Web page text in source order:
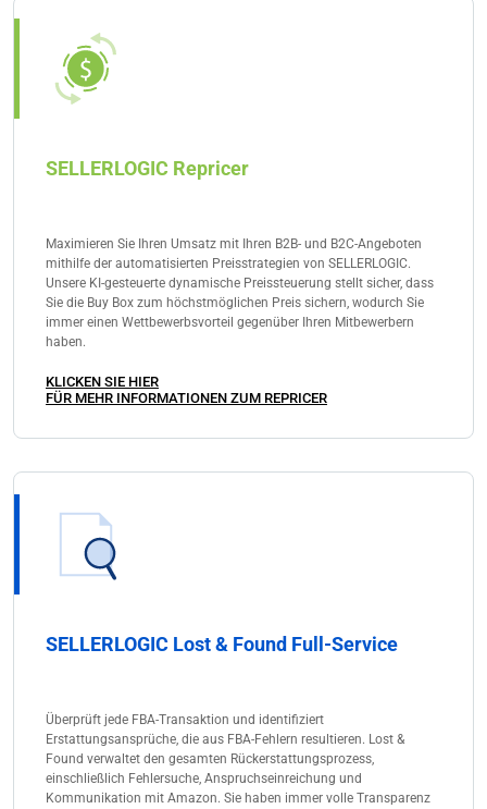
Typische Websitebetreiber, die einen Amazon Affiliate
Shop erstellen, sind beispielsweise Influencer oder
Blogger.
SELLERLOGIC Repricer
Maximieren Sie Ihren Umsatz mit Ihren B2B- und B2C-Angeboten
mithilfe der automatisierten Preisstrategien von SELLERLOGIC.
Unsere KI-gesteuerte dynamische Preissteuerung stellt sicher, dass
Sie die Buy Box zum höchstmöglichen Preis sichern, wodurch Sie
immer einen Wettbewerbsvorteil gegenüber Ihren Mitbewerbern
haben.
KLICKEN SIE HIER
FÜR MEHR INFORMATIONEN ZUM REPRICER
SELLERLOGIC Lost & Found Full-Service
Überprüft jede FBA-Transaktion und identifiziert
Erstattungsansprüche, die aus FBA-Fehlern resultieren. Lost &
Found verwaltet den gesamten Rückerstattungsprozess,
einschließlich Fehlersuche, Anspruchseinreichung und
Kommunikation mit Amazon. Sie haben immer volle Transparenz